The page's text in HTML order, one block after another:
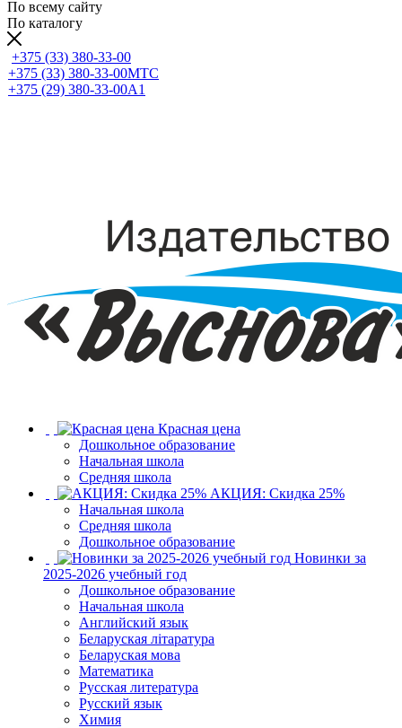
По всему сайту
По каталогу
+375 (33) 380-33-00
+375 (33) 380-33-00МТС
+375 (29) 380-33-00А1
Красная цена
Дошкольное образование
Начальная школа
Средняя школа
АКЦИЯ: Скидка 25%
Начальная школа
Средняя школа
Дошкольное образование
Новинки за
2025-2026 учебный год
Дошкольное образование
Начальная школа
Английский язык
Беларуская літаратура
Беларуская мова
Математика
Русская литература
Русский язык
Химия